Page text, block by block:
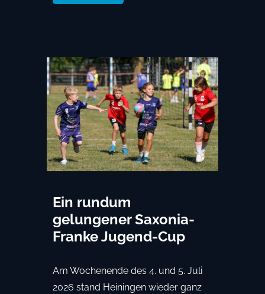
Ein rundum
gelungener Saxonia-
Franke Jugend-Cup
Am Wochenende des 4. und 5. Juli
2026 stand Heiningen wieder ganz